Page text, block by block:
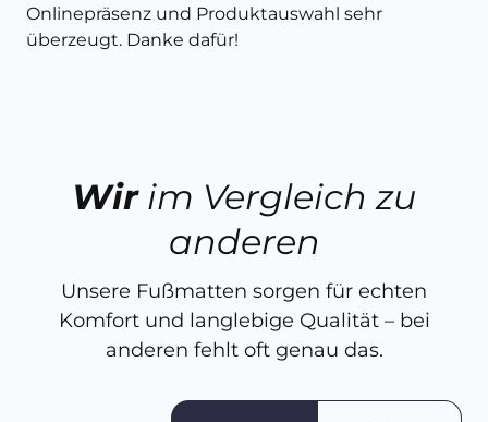
Onlinepräsenz und Produktauswahl sehr
überzeugt. Danke dafür!
Wirim Vergleich zu
anderen
Unsere Fußmatten sorgen für echten
Komfort und langlebige Qualität – bei
anderen fehlt oft genau das.